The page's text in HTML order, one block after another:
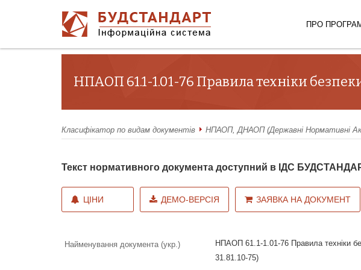
ПРО
НПАОП 61.1-1.01-76 Правила техніки
Класифікатор по видам документів НПАОП, ДНАОП (Державні Нормативні
Текст нормативного документа доступний в ІДС
ЦІНИ ДЕМО-ВЕРСІЯ ЗАЯВКА НА ДОКУМЕНТ
Найменування документа (укр.)
НПАОП 61.1-1.01-76 Правила техніки
31.81.10-75)